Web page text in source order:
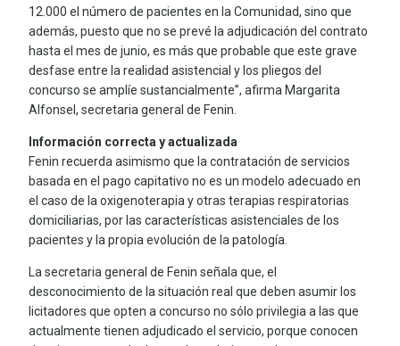
12.000 el número de pacientes en la Comunidad, sino que
además, puesto que no se prevé la adjudicación del contrato
hasta el mes de junio, es más que probable que este grave
desfase entre la realidad asistencial y los pliegos del
concurso se amplíe sustancialmente”, afirma Margarita
Alfonsel, secretaria general de Fenin.
Información correcta y actualizada
Fenin recuerda asimismo que la contratación de servicios
basada en el pago capitativo no es un modelo adecuado en
el caso de la oxigenoterapia y otras terapias respiratorias
domiciliarias, por las características asistenciales de los
pacientes y la propia evolución de la patología.
La secretaria general de Fenin señala que, el
desconocimiento de la situación real que deben asumir los
licitadores que opten a concurso no sólo privilegia a las que
actualmente tienen adjudicado el servicio, porque conocen